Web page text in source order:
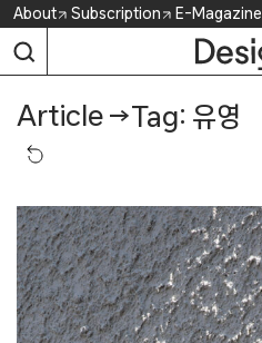
Skip
content
About Subscription E-Magazine
Article →Tag: 유영